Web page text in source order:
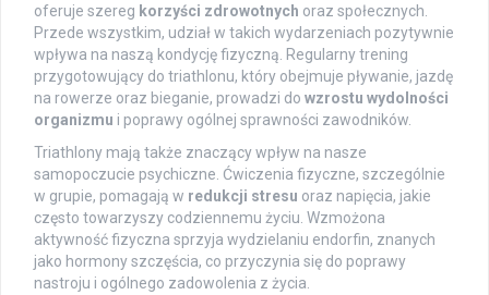
oferuje szereg korzyści zdrowotnych oraz społecznych.
Przede wszystkim, udział w takich wydarzeniach pozytywnie
wpływa na naszą kondycję fizyczną. Regularny trening
przygotowujący do triathlonu, który obejmuje pływanie, jazdę
na rowerze oraz bieganie, prowadzi do wzrostu wydolności
organizmu i poprawy ogólnej sprawności zawodników.
Triathlony mają także znaczący wpływ na nasze
samopoczucie psychiczne. Ćwiczenia fizyczne, szczególnie
w grupie, pomagają w redukcji stresu oraz napięcia, jakie
często towarzyszy codziennemu życiu. Wzmożona
aktywność fizyczna sprzyja wydzielaniu endorfin, znanych
jako hormony szczęścia, co przyczynia się do poprawy
nastroju i ogólnego zadowolenia z życia.